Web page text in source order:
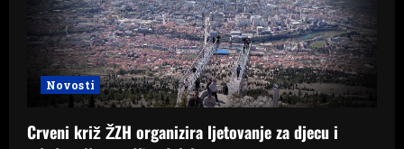
Novosti
Crveni križ ŽZH organizira ljetovanje za djecu i